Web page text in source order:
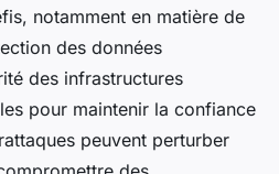
notamment en matière de
des données
des infrastructures
pour maintenir la confiance
peuvent perturber